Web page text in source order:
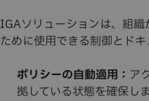
IGAソリューションは、組
ために使用できる制御とドキ
ポリシーの自動適用： ア
拠している状態を確保しま